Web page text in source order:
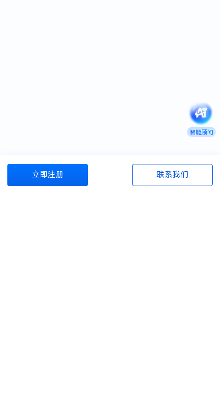
智能顾问
立即注册 联系我们